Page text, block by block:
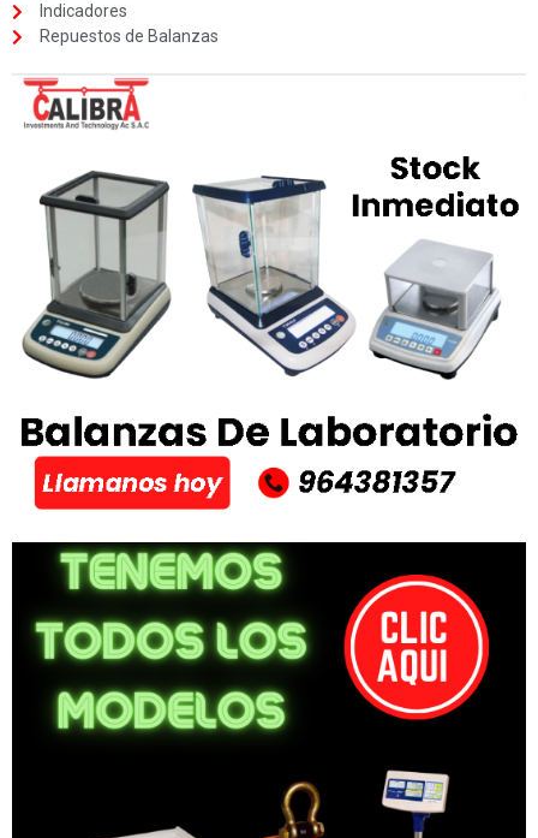
Indicadores
Repuestos de Balanzas